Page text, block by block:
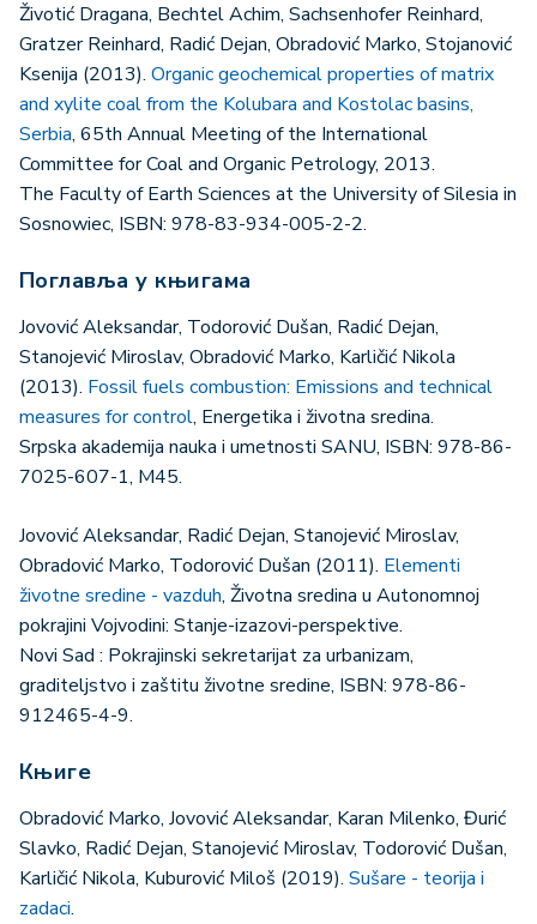
Životić Dragana, Bechtel Achim, Sachsenhofer Reinhard,
Gratzer Reinhard, Radić Dejan, Obradović Marko, Stojanović
Ksenija (2013). Organic geochemical properties of matrix
and xylite coal from the Kolubara and Kostolac basins,
Serbia, 65th Annual Meeting of the International
Committee for Coal and Organic Petrology, 2013.
The Faculty of Earth Sciences at the University of Silesia in
Sosnowiec, ISBN: 978-83-934-005-2-2.
Поглавља у књигама
Jovović Aleksandar, Todorović Dušan, Radić Dejan,
Stanojević Miroslav, Obradović Marko, Karličić Nikola
(2013). Fossil fuels combustion: Emissions and technical
measures for control, Energetika i životna sredina.
Srpska akademija nauka i umetnosti SANU, ISBN: 978-86-
7025-607-1, M45.
Jovović Aleksandar, Radić Dejan, Stanojević Miroslav,
Obradović Marko, Todorović Dušan (2011). Elementi
životne sredine - vazduh, Životna sredina u Autonomnoj
pokrajini Vojvodini: Stanje-izazovi-perspektive.
Novi Sad : Pokrajinski sekretarijat za urbanizam,
graditeljstvo i zaštitu životne sredine, ISBN: 978-86-
912465-4-9.
Књиге
Obradović Marko, Jovović Aleksandar, Karan Milenko, Đurić
Slavko, Radić Dejan, Stanojević Miroslav, Todorović Dušan,
Karličić Nikola, Kuburović Miloš (2019). Sušare - teorija i
zadaci.